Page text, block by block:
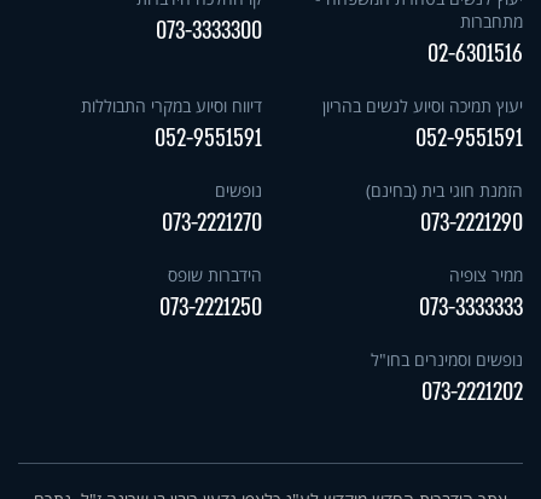
מתחברות
02-6301516
073-3333300
יעוץ תמיכה וסיוע לנשים בהריון
052-9551591
דיווח וסיוע במקרי התבוללות
052-9551591
הזמנת חוגי בית (בחינם)
073-2221290
נופשים
073-2221270
ממיר צופיה
073-3333333
הידברות שופס
073-2221250
נופשים וסמינרים בחו"ל
073-2221202